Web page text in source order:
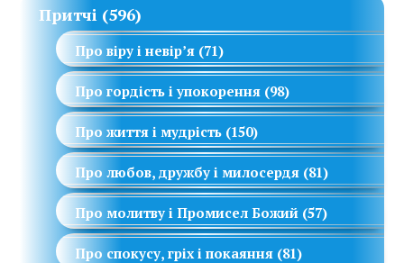
Притчі (596)
Про віру і невір’я (71)
Про гордість і упокорення (98)
Про життя і мудрість (150)
Про любов, дружбу і милосердя (81)
Про молитву і Промисел Божий (57)
Про спокусу, гріх і покаяння (81)